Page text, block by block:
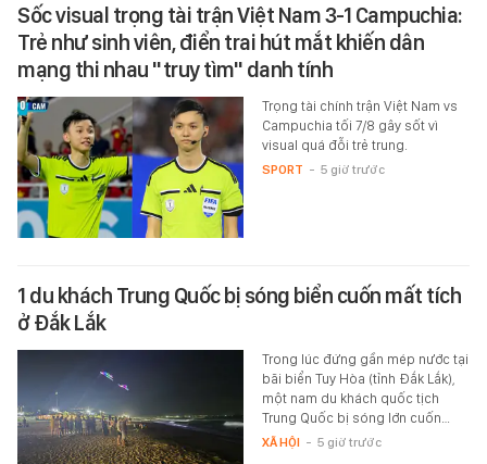
Sốc visual trọng tài trận Việt Nam 3-1 Campuchia:
Trẻ như sinh viên, điển trai hút mắt khiến dân
mạng thi nhau "truy tìm" danh tính
Trọng tài chính trận Việt Nam vs
Campuchia tối 7/8 gây sốt vì
visual quá đỗi trẻ trung.
SPORT - 5 giờ trước
1 du khách Trung Quốc bị sóng biển cuốn mất tích
ở Đắk Lắk
Trong lúc đứng gần mép nước tại
bãi biển Tuy Hòa (tỉnh Đắk Lắk),
một nam du khách quốc tịch
Trung Quốc bị sóng lớn cuốn…
XÃ HỘI - 5 giờ trước